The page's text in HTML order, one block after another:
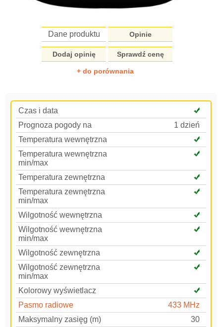
Dane produktu Opinie
Dodaj opinię Sprawdź cenę
+ do porównania
Czas i data
Prognoza pogody na
1 dzień
Temperatura wewnętrzna
Temperatura wewnętrzna
min/max
Temperatura zewnętrzna
Temperatura zewnętrzna
min/max
Wilgotność wewnętrzna
Wilgotność wewnętrzna
min/max
Wilgotność zewnętrzna
Wilgotność zewnętrzna
min/max
Kolorowy wyświetlacz
Pasmo radiowe
433 MHz
Maksymalny zasięg (m)
30